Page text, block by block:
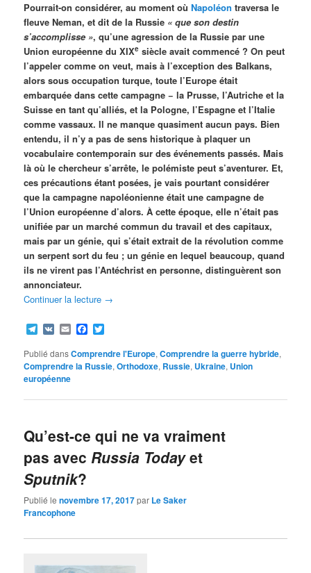
Pourrait-on considérer, au moment oùNapoléon traversa le
fleuve Neman, et dit de la Russie « que son destin
s’accomplisse », qu’une agression de la Russie par une
Union européenne du XIXe siècle avait commencé ? On peut
l’appeler comme on veut, mais à l’exception des Balkans,
alors sous occupation turque, toute l’Europe était
embarquée dans cette campagne − la Prusse, l’Autriche et la
Suisse en tant qu’alliés, et la Pologne, l’Espagne et l’Italie
comme vassaux. Il ne manque quasiment aucun pays. Bien
entendu, il n’y a pas de sens historique à plaquer un
vocabulaire contemporain sur des événements passés. Mais
là où le chercheur s’arrête, le polémiste peut s’aventurer. Et,
ces précautions étant posées, je vais pourtant considérer
que la campagne napoléonienne était une campagne de
l’Union européenne d’alors. À cette époque, elle n’était pas
unifiée par un marché commun du travail et des capitaux,
mais par un génie, qui s’était extrait de la révolution comme
un serpent sort du feu ; un génie en lequel beaucoup, quand
ils ne virent pas l’Antéchrist en personne, distinguèrent son
annonciateur.
Continuer la lecture →
Telegram
VK EmailFacebook
Publié dansComprendre l'Europe,Comprendre la guerre hybride,
Comprendre la Russie,Orthodoxe, Russie, Ukraine, Union
européenne
Qu’est-ce qui ne va vraiment
pas avec Russia Todayet
Sputnik?
Publié lenovembre 17, 2017par Le Saker
Francophone